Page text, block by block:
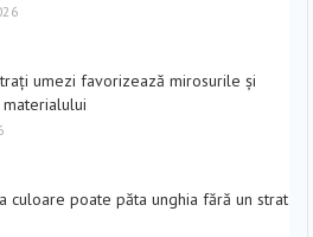
umezi favorizează mirosurile și
culoare poate păta unghia fără un strat